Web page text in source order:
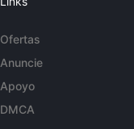
Ofertas
Anuncie
Apoyo
DMCA